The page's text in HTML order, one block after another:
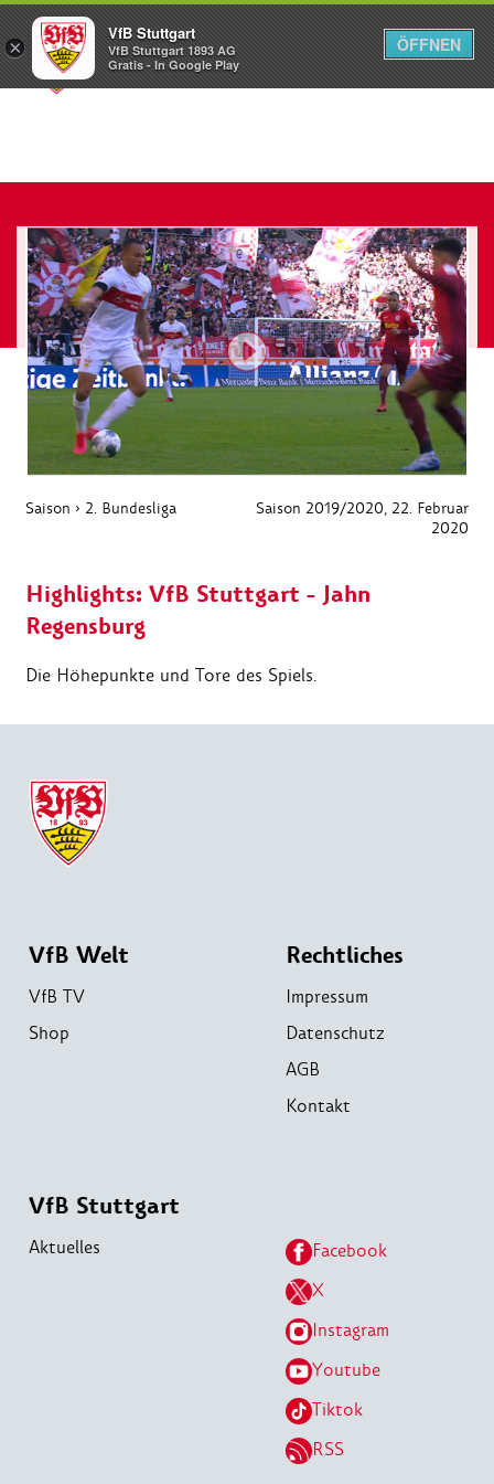
Menü
Saison › 2. Bundesliga Saison 2019/2020, 22. Februar
2020
Highlights: VfB Stuttgart - Jahn
Regensburg
Die Höhepunkte und Tore des Spiels.
VfB Welt
VfB TV
Shop
Rechtliches
Impressum
Datenschutz
AGB
Kontakt
VfB Stuttgart
Aktuelles
Facebook
X
Instagram
Youtube
Tiktok
RSS
×
VfB Stuttgart
VfB Stuttgart 1893 AG
Gratis - In Google Play
ÖFFNEN